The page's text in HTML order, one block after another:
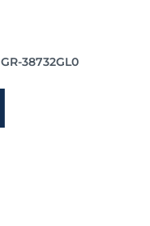
GR-38732GL0